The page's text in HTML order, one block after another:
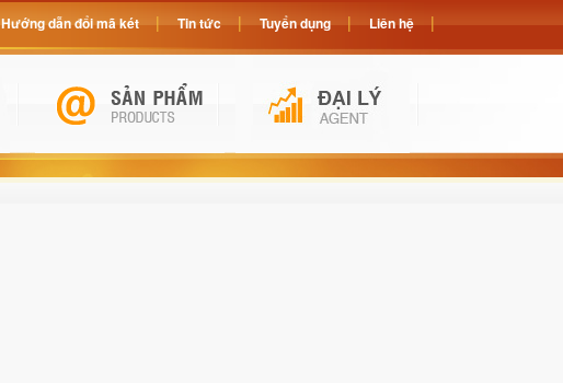
Hướng dẫn đổi mã két Tin tức Tuyển dụng Liên hệ